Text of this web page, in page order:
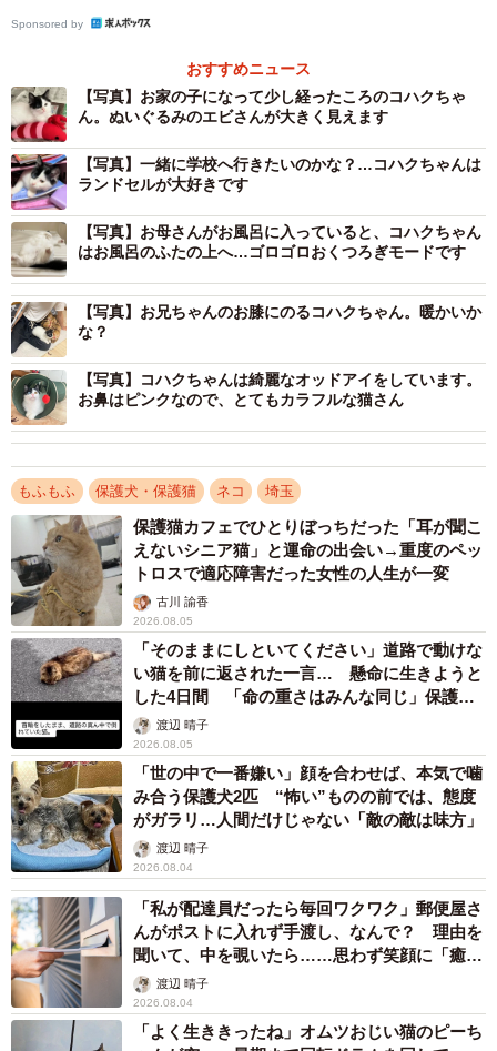
2/8
「カーテンは登るもの！」らしく、子猫のころは頑張って登頂していま
した
そう言っているかのよう。ビックリしたお母さんは慌てて
玄関扉を開けると、そこにいたのは生後3カ月ほどの子猫。
扉が開く音に少し驚いて立ち上がっていましたが、すぐ気
を取り直しキチンと座ります。それからまた鳴くんです。
「わたしがきましたよー」
お母さんが「どうしたの？」と声をかけると、嬉しそうに
トコトコトコと寄ってきました。それはお母さんが抱っこ
してくれると見越しての行動のよう。お母さんは思わず抱
っこしてしまいました。
情が移らないようにしないと
さて、お母さんは子猫を可愛いと思うものの、困りまし
た。こんなに人懐っこい子が野良猫であるはずがない。ひ
とまず動物病院へ連れていき、健康診断とノミ取りをして
もらいます。その後、ポスターを作成。近所の掲示板に貼
らせてもらいました。
「迷い猫を預かっています」
Sponsored by
おすすめニュース
【写真】お家の子になって少し経ったころのコハクちゃ
ん。ぬいぐるみのエビさんが大きく見えます
【写真】一緒に学校へ行きたいのかな？…コハクちゃんは
ランドセルが大好きです
【写真】お母さんがお風呂に入っていると、コハクちゃん
はお風呂のふたの上へ…ゴロゴロおくつろぎモードです
【写真】お兄ちゃんのお膝にのるコハクちゃん。暖かいか
な？
【写真】コハクちゃんは綺麗なオッドアイをしています。
お鼻はピンクなので、とてもカラフルな猫さん
もふもふ 保護犬・保護猫 ネコ 埼玉
保護猫カフェでひとりぼっちだった「耳が聞こ
えないシニア猫」と運命の出会い→重度のペッ
トロスで適応障害だった女性の人生が一変
古川 諭香
2026.08.05
「そのままにしといてください」道路で動けな
い猫を前に返された一言… 懸命に生きようと
した4日間 「命の重さはみんな同じ」保護団
体代表の訴え
渡辺 晴子
2026.08.05
「世の中で一番嫌い」顔を合わせば、本気で噛
み合う保護犬2匹 “怖い”ものの前では、態度
がガラリ…人間だけじゃない「敵の敵は味方」
渡辺 晴子
2026.08.04
「私が配達員だったら毎回ワクワク」郵便屋さ
んがポストに入れず手渡し、なんで？ 理由を
聞いて、中を覗いたら……思わず笑顔に「癒し
ですね」
渡辺 晴子
2026.08.04
「よく生ききったね」オムツおじい猫のピーち